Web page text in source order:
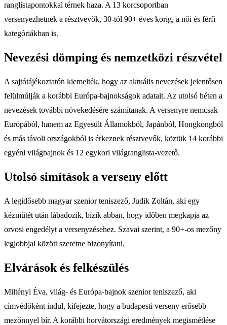
ranglistapontokkal térnek haza. A 13 korcsoportban
versenyezhetnek a résztvevők, 30-tól 90+ éves korig, a női és férfi
kategóriákban is.
Nevezési dömping és nemzetközi részvétel
A sajtótájékoztatón kiemelték, hogy az aktuális nevezések jelentősen
felülmúlják a korábbi Európa-bajnokságok adatait. Az utolsó héten a
nevezések további növekedésére számítanak. A versenyre nemcsak
Európából, hanem az Egyesült Államokból, Japánból, Hongkongból
és más távoli országokból is érkeznek résztvevők, köztük 14 korábbi
egyéni világbajnok és 12 egykori világranglista-vezető.
Utolsó simítások a verseny előtt
A legidősebb magyar szenior teniszező, Judik Zoltán, aki egy
kézműtét után lábadozik, bízik abban, hogy időben megkapja az
orvosi engedélyt a versenyzésehez. Szavai szerint, a 90+-os mezőny
legjobbjai között szeretne bizonyítani.
Elvárások és felkészülés
Miltényi Éva, világ- és Európa-bajnok szenior teniszező, aki
címvédőként indul, kifejezte, hogy a budapesti verseny erősebb
mezőnnyel bír. A korábbi horvátországi eredmények megismétlése